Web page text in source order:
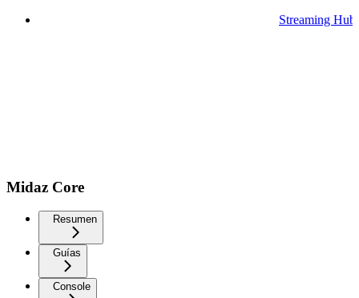
Streaming Hub
Midaz Core
Resumen
Guías
Console